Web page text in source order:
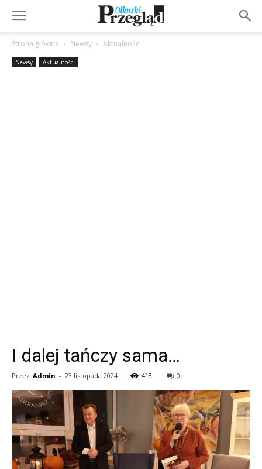
Strona główna Newsy Aktualności
Newsy Aktualności
I dalej tańczy sama…
Przez Admin - 23 listopada 2024 413 0